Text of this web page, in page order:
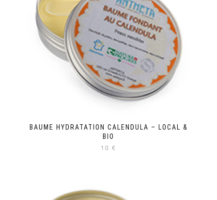
BAUME HYDRATATION CALENDULA – LOCAL &
BIO
10 €